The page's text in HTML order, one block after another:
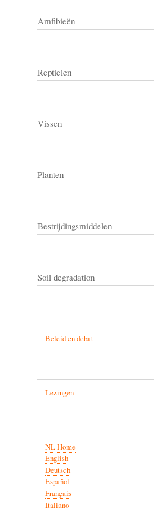
Amfibieën
Reptielen
Vissen
Planten
Bestrijdingsmiddelen
Soil degradation
Beleid en debat
Lezingen
NL Home
English
Deutsch
Español
Français
Italiano